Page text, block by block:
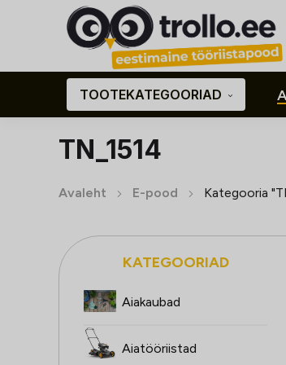
TOOTEKATEGOORIAD
TN_1514
Avaleht E-pood Kategooria
KATEGOORIAD
Aiakaubad
Aiatööriistad